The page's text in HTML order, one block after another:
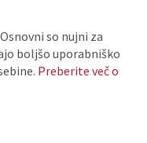
(obrazci)
enoti preveri izpolnjevanje
pogoje, izda odločbo o
so nujni za
boljšo uporabniško
Preberite več o